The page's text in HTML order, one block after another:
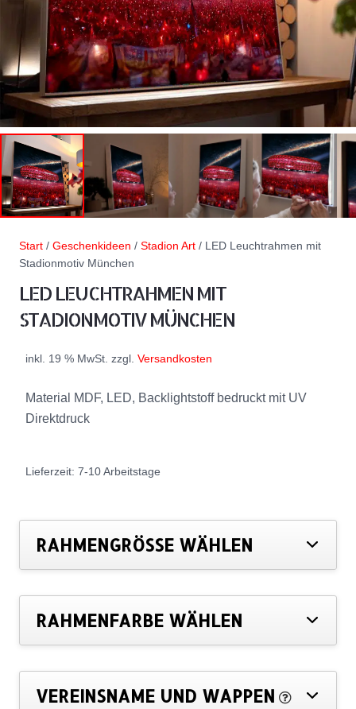
Start / Geschenkideen / Stadion Art / LED Leuchtrahmen mit
Stadionmotiv München
LED LEUCHTRAHMEN MIT
STADIONMOTIV MÜNCHEN
inkl. 19 % MwSt. zzgl. Versandkosten
Material MDF, LED, Backlightstoff bedruckt mit UV
Direktdruck
Lieferzeit: 7-10 Arbeitstage
RAHMENGRÖSSE WÄHLEN
RAHMENFARBE WÄHLEN
VEREINSNAME UND WAPPEN